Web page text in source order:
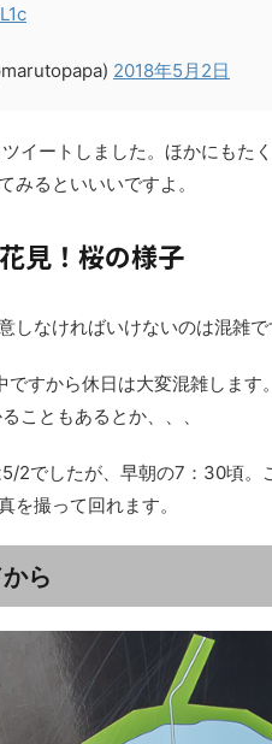
2018年5月2日
イートしました。ほかにもた
みるといいいですよ。
見！桜の様子
しなければいけないのは混雑で
ですから休日は大変混雑しま
こともあるとか、、、
2でしたが、早朝の7：30頃。
を撮って回れます。
ら